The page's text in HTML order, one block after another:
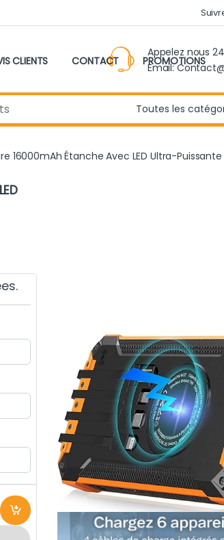
CLIENTS CONTACT PROMOTIONS
Appelez nous
Email:
16000mAh Étanche Avec LED Ultra-Puissante